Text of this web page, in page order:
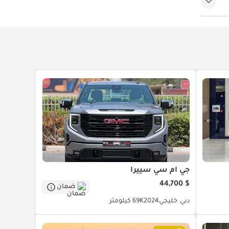
جي أم سي سييرا
$ 44,700
ضمان
دبي خليجي202469K كيلومتر